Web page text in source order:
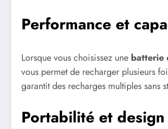
Performance et
Lorsque vous choisissez une batterie
vous permet de recharger plusieurs
garantit des recharges multiples sans
Portabilité et design